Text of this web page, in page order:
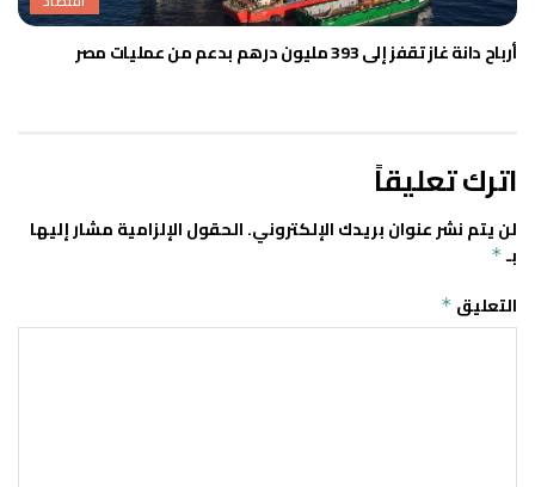
أرباح دانة غاز تقفز إلى 393 مليون درهم بدعم من عمليات مصر
اترك تعليقاً
لن يتم نشر عنوان بريدك الإلكتروني.الحقول الإلزامية مشار إليها
بـ *
التعليق *